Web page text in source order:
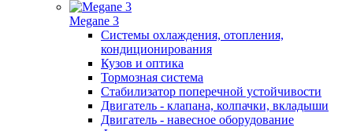
Megane 3
Системы охлаждения, отопления,
кондиционирования
Кузов и оптика
Тормозная система
Стабилизатор поперечной устойчивости
Двигатель - клапана, колпачки, вкладыши
Двигатель - навесное оборудование